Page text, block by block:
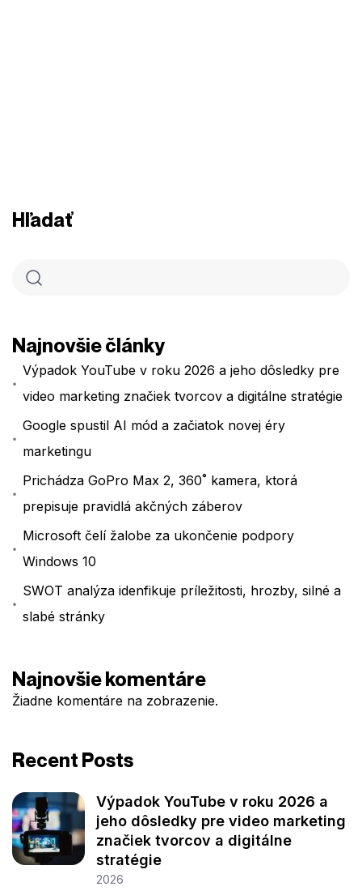
Hľadať
Najnovšie články
Výpadok YouTube v roku 2026 a jeho dôsledky pre
video marketing značiek tvorcov a digitálne stratégie
Google spustil AI mód a začiatok novej éry
marketingu
Prichádza GoPro Max 2, 360˚ kamera, ktorá
prepisuje pravidlá akčných záberov
Microsoft čelí žalobe za ukončenie podpory
Windows 10
SWOT analýza idenfikuje príležitosti, hrozby, silné a
slabé stránky
Najnovšie komentáre
Žiadne komentáre na zobrazenie.
Recent Posts
Výpadok YouTube v roku 2026 a
jeho dôsledky pre video marketing
značiek tvorcov a digitálne
stratégie
2026